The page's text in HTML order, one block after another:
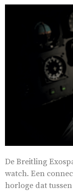
De Breitling
watch. Een
horloge dat